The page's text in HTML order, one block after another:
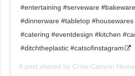
#entertaining #serveware
#dinnerware #tabletop
#catering #eventdesign #kitchen
#ditchtheplastic #catsofinstagram
A post shared by Crow Canyon Home